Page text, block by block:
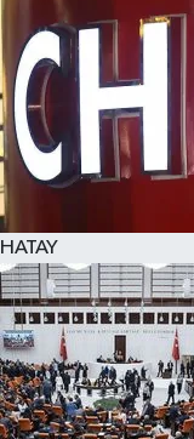
HATAY
Spor
Teknoloji
Yaşam